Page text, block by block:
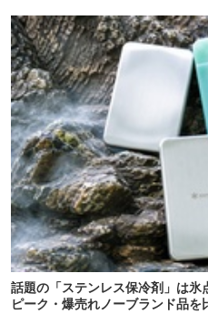
話題の「ステンレス保冷剤」は
ピーク・爆売れノーブランド品を